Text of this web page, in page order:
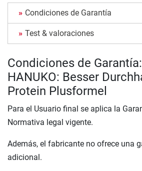
Condiciones de Garantía
Test & valoraciones
Condiciones de
HANUKO: Besser
Protein Plusformel
Para el Usuario final se aplica la
Normativa legal vigente.
Además, el fabricante no ofrece una
adicional.